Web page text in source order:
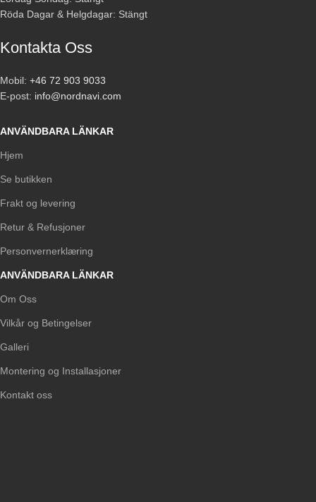
Röda Dagar & Helgdagar: Stängt
Kontakta Oss
Mobil: +46 72 903 9033
E-post: info@nordnavi.com
ANVÄNDBARA LÄNKAR
Hjem
Se butikken
Frakt og levering
Retur & Refusjoner
Personvernerklæring
ANVÄNDBARA LÄNKAR
Om Oss
Vilkår og Betingelser
Galleri
Montering og Installasjoner
Kontakt oss